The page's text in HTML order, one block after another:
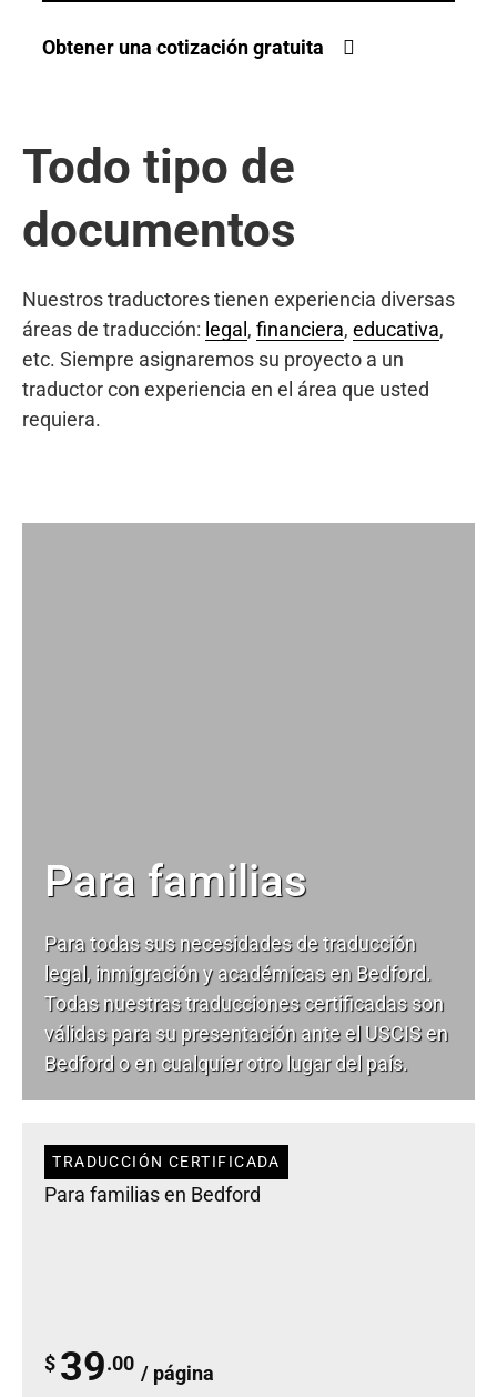
Obtener una cotización gratuita
Todo tipo de
documentos
Nuestros traductores tienen experiencia diversas
áreas de traducción: legal , financiera, educativa,
etc. Siempre asignaremos su proyecto a un
traductor con experiencia en el área que usted
requiera.
Para familias
Para todas sus necesidades detraducción
legal, inmigración y académicas en Bedford.
Todas nuestras traducciones certificadas son
válidas para su presentación ante el USCIS en
Bedford o en cualquier otro lugar del país.
TRADUCCIÓN CERTIFICADA
Para familias en Bedford
$ 39.00 / página